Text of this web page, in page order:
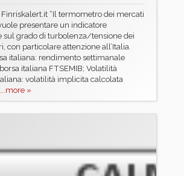
“Il termometro dei mercati
presentare un indicatore
sul grado di turbolenza/tensione dei
con particolare attenzione all’Italia.
italiana: rendimento settimanale
italiana FTSEMIB; Volatilità
volatilità implicita calcolata
...more »